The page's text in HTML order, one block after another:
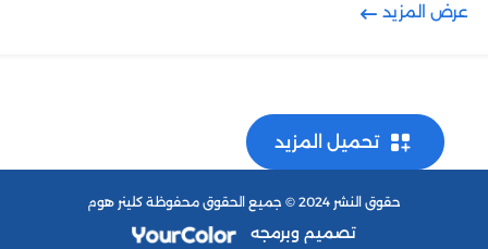
عرض المزيد
تحميل المزيد
حقوق النشر 2024 © جميع الحقوق محفوظة كلينر هوم
تصميم وبرمجه